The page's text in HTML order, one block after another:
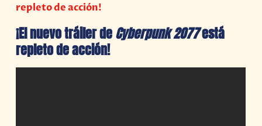
repleto de acción!
¡El nuevo tráiler deCyberpunk 2077está
repleto de acción!